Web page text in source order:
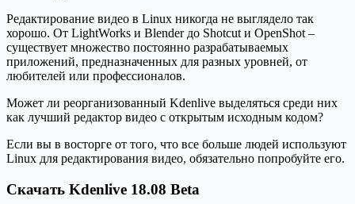
Редактирование видео в Linux никогда не выглядело так
хорошо. От LightWorks и Blender до Shotcut и OpenShot –
существует множество постоянно разрабатываемых
приложений, предназначенных для разных уровней, от
любителей или профессионалов.
Может ли реорганизованный Kdenlive выделяться среди них
как лучший редактор видео с открытым исходным кодом?
Если вы в восторге от того, что все больше людей используют
Linux для редактирования видео, обязательно попробуйте его.
Скачать Kdenlive 18.08 Beta